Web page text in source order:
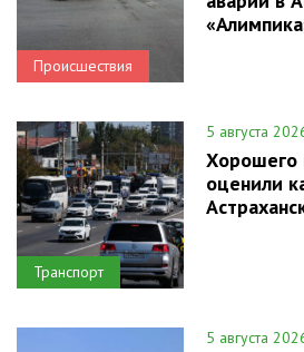
Происшествия
Транспорт
5 августа
Хорошего
оценили
5 августа